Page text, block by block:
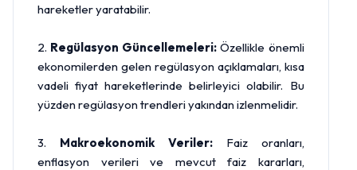
hareketler yaratabilir.
2. Regülasyon Güncellemeleri: Özellikle önemli
ekonomilerden gelen regülasyon açıklamaları, kısa
vadeli fiyat hareketlerinde belirleyici olabilir. Bu
yüzden regülasyon trendleri yakından izlenmelidir.
3. Makroekonomik Veriler:Faiz oranları,
enflasyon verileri ve mevcut faiz kararları,